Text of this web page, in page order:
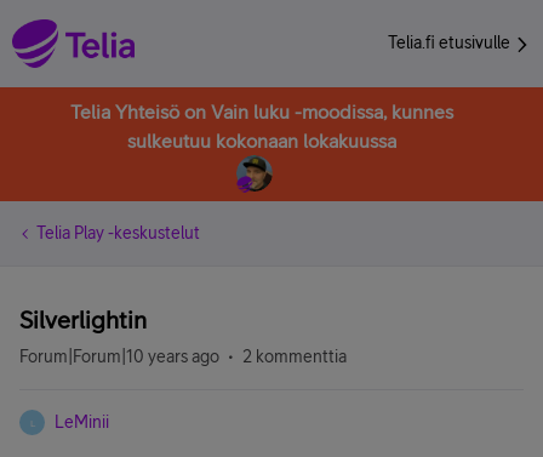
Telia.fi etusivulle
Telia Yhteisö on Vain luku -moodissa, kunnes
sulkeutuu kokonaan lokakuussa
Telia Play -keskustelut
Silverlightin
Forum|Forum|10 years ago 2 kommenttia
LeMinii